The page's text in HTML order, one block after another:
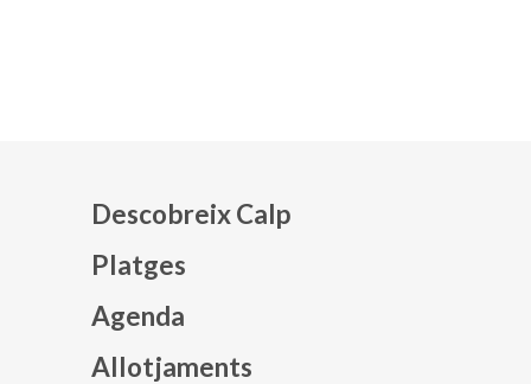
Descobreix Calp
Platges
Agenda
Allotjaments